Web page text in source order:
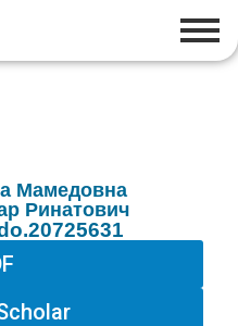
Мамедовна
Ринатович